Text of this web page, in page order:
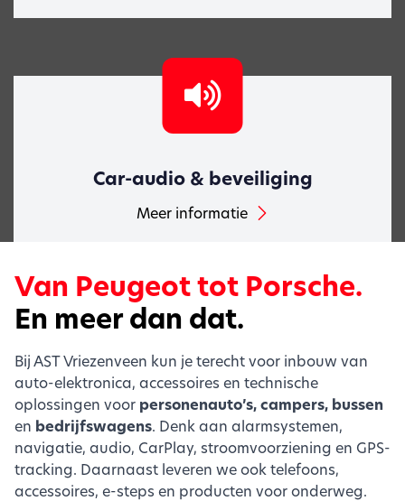
Car-audio & beveiliging
Meer informatie
Van Peugeot tot Porsche.
En meer dan dat.
Bij AST Vriezenveen kun je terecht voor inbouw van
auto-elektronica, accessoires en technische
oplossingen voor personenauto’s, campers, bussen
en bedrijfswagens. Denk aan alarmsystemen,
navigatie, audio, CarPlay, stroomvoorziening en GPS-
tracking. Daarnaast leveren we ook telefoons,
accessoires, e-steps en producten voor onderweg.